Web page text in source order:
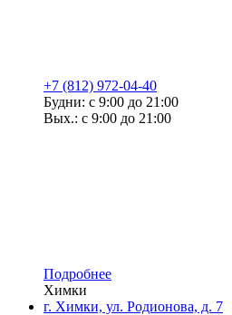
+7 (812) 972-04-40
Будни: с 9:00 до 21:00
Вых.: с 9:00 до 21:00
Подробнее
Химки
г. Химки, ул. Родионова, д. 7